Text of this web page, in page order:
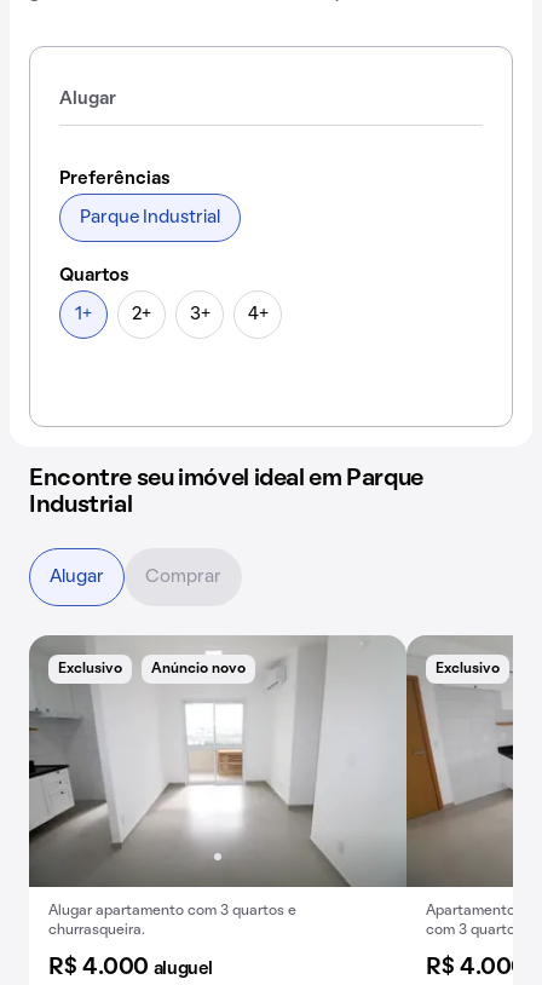
Alugar
Preferências
Parque Industrial
Quartos
1+ 2+ 3+ 4+
Encontre seu imóvel ideal em Parque
Industrial
Exclusivo Anúncio novo
Alugar apartamento com 3 quartos e
churrasqueira.
R$ 4.000 aluguel
Exclusivo
Apartamento
com 3 quartos, 1
R$ 4.000
Alugar Comprar